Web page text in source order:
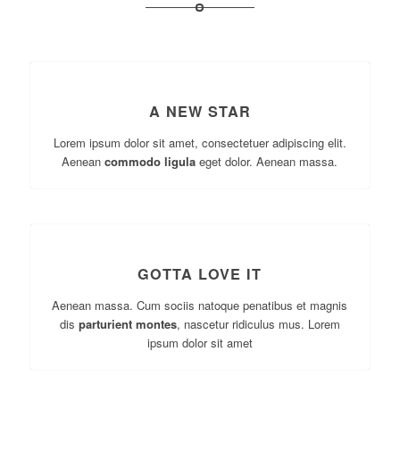
A NEW STAR
Lorem ipsum dolor sit amet, consectetuer adipiscing elit.
Aeneancommodo ligula eget dolor. Aenean massa.
GOTTA LOVE IT
Aenean massa. Cum sociis natoque penatibus et magnis
dis parturient montes, nascetur ridiculus mus. Lorem
ipsum dolor sit amet